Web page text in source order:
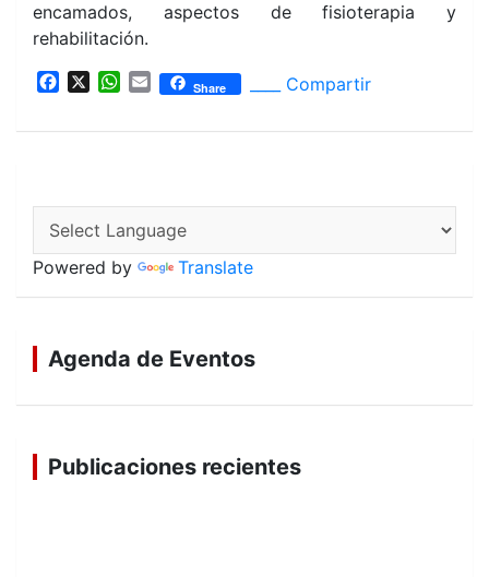
encamados, aspectos de fisioterapia y
rehabilitación.
o
k
W
p
p
E
Share ____ Compartir
Powered by Translate
Agenda de Eventos
Publicaciones recientes